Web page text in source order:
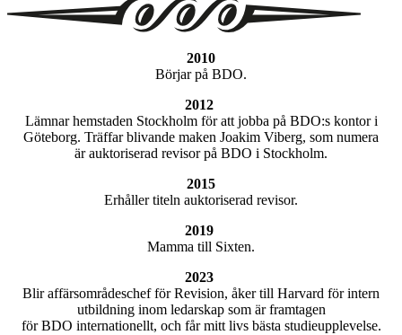
2010
Börjar på BDO.
2012
Lämnar hemstaden Stockholm för att jobba på BDO:s kontor i
Göteborg. Träffar blivande maken Joakim Viberg, som numera
är auktoriserad revisor på BDO i Stockholm.
2015
Erhåller titeln ­auktoriserad revisor.
2019
Mamma till Sixten.
2023
Blir affärsområdeschef för Revision, åker till Harvard för intern
utbildning inom ledarskap som är framtagen
för BDO internationellt, och får mitt livs bästa studieupplevelse.